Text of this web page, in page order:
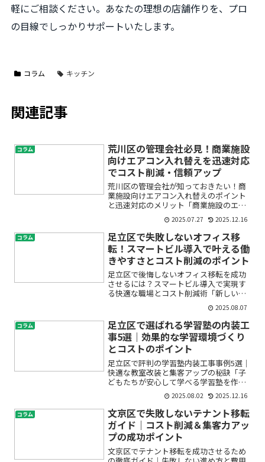
軽にご相談ください。あなたの理想の店舗作りを、プロ
の目線でしっかりサポートいたします。
コラム キッチン
関連記事
コラム
荒川区の管理会社必見！商業施設
向けエアコン入れ替えを迅速対応
でコスト削減・信頼アップ
荒川区の管理会社が知っておきたい！商
業施設向けエアコン入れ替えのポイント
と迅速対応のメリット「商業施設のエア
コンが古くなってきた」「急に故障して
しまい、店舗やテナントからクレームが
入る」「入れ替え作業はコストも手間も
かかりそうで不安」――荒...
2025.07.27 2025.12.16
コラム
足立区で失敗しないオフィス移
転！スマートビル導入で叶える働
きやすさとコスト削減のポイント
足立区で後悔しないオフィス移転を成功
させるには？スマートビル導入で実現す
る快適な職場とコスト削減術「新しいオ
フィスに移りたいけど、失敗したらどう
しよう…」「足立区でスマートビルを導
入したいけど、費用や手間が心配…」そ
んな不安を抱えていません...
2025.08.07
コラム
足立区で選ばれる学習塾の内装工
事5選｜効果的な学習環境づくり
とコストのポイント
足立区で評判の学習塾内装工事事例5選｜
快適な教室改装と集客アップの秘訣「子
どもたちが安心して学べる学習塾を作り
たい」「内装工事のコストや流れが分か
らず不安」「足立区で教室リフォームを
検討しているけど、どこに頼めばい
い？」…このようなお悩みを...
2025.08.02 2025.12.16
コラム
文京区で失敗しないテナント移転
ガイド｜コスト削減＆集客力アッ
プの成功ポイント
文京区でテナント移転を成功させるため